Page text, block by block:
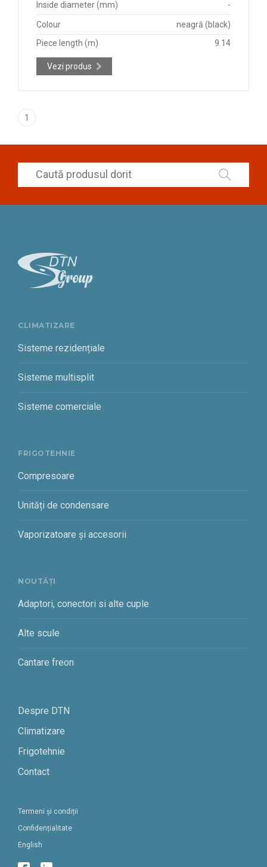
Inside diameter (mm) -
Colour
neagră (black)
Piece length (m)
9.14
Vezi produs
1
CLIMATIZARE
Sisteme rezidențiale
Sisteme multisplit
Sisteme comerciale
FRIGOTEHNIE
Compresoare
Unități de condensare
Vaporizatoare și accesorii
NOUTĂȚI
Adaptori, conectori si alte cuple
Alte scule
Cantare freon
Despre DTN
Climatizare
Frigotehnie
Contact
Termeni și condiții
Confidențialitate
English